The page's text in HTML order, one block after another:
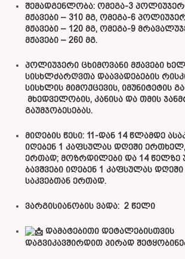
შემადგენლობა: ომეგა-3
მჟავები – 310 მგ, ომეგა-6
მჟავები – 120 მგ, ომეგა-9
მჟავები – 260 მგ.
პოლიუჯერი ცხიმოვანი მჟავები
სისხლძარღვთა დაავადებების
სისხლის მიმოქცევის, იმუნიტეტის
მხედველობის, კანისა და თმის
გაუმჯობესებას.
მიღების წესი: 11-დან 14 წლამდე
იღებენ 1 კაფსულას დღეში ერთხელ,
ერთად; მოზრდილები და 14 წელზე
ბავშვები იღებენ 1 კაფსულას
საკვებთან ერთად.
ვარგისიანობის ვადა: 2 წელი
დამატებითი დეტალებისთვის
დაგვიკავშირდით პირად